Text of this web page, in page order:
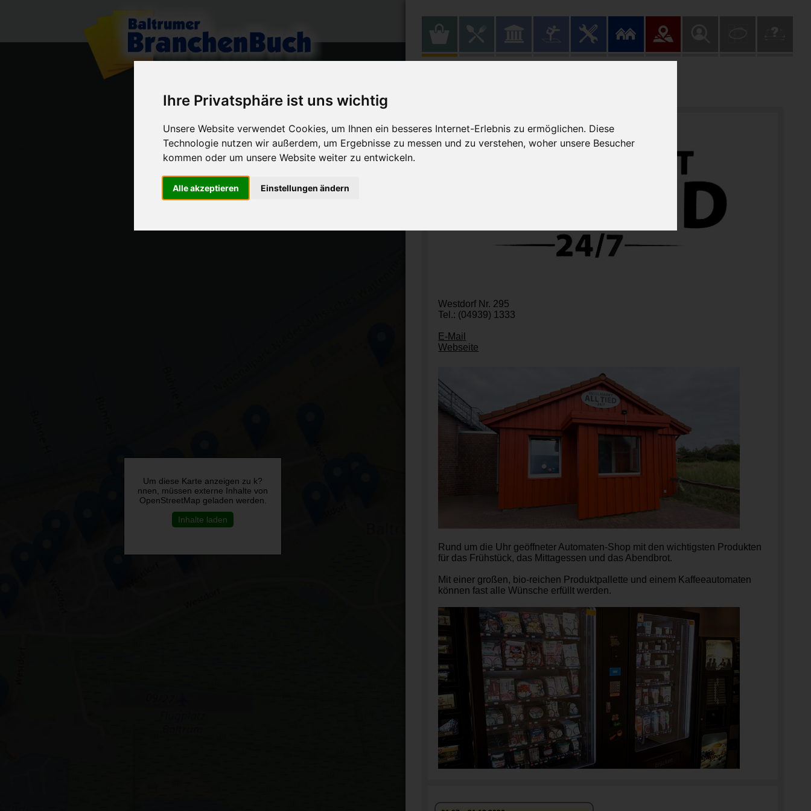
Ihre Privatsphäre ist uns wichtig
Unsere Website verwendet Cookies, um Ihnen ein besseres Internet-Erlebnis zu ermöglichen. Diese
Technologie nutzen wir außerdem, um Ergebnisse zu messen und zu verstehen, woher unsere Besucher
kommen oder um unsere Website weiter zu entwickeln.
Alle akzeptieren Einstellungen ändern
Um diese Karte anzeigen zu k?
nnen, müssen externe Inhalte von
OpenStreetMap geladen werden.
Inhalte laden
Westdorf Nr. 295
Tel.: (04939) 1333
E-Mail
Webseite
Rund um die Uhr geöffneter Automaten-Shop mit den wichtigsten Produkten
für das Frühstück, das Mittagessen und das Abendbrot.
Mit einer großen, bio-reichen Produktpallette und einem Kaffeeautomaten
können fast alle Wünsche erfüllt werden.